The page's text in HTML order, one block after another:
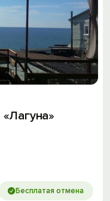
Бесплатая отмена